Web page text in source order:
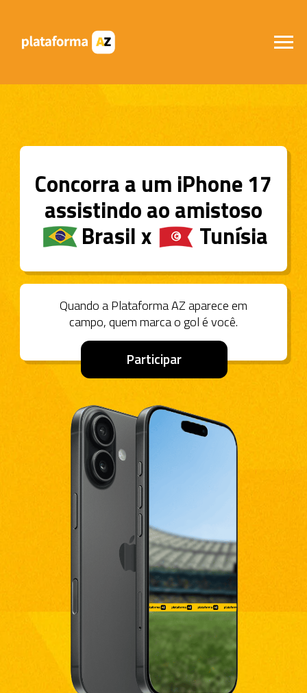
assistindo ao amistoso
Quando a Plataforma AZ aparece em
campo, quem marca o gol é você.